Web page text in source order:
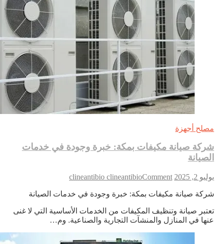
أجهزة
صيانة مكيفات بمكة: خبرة وجودة في خدمات
2, 2025
clineantibio clineantibioComment
on
صيانة
بمكة:
خبرة
في
صيانة مكيفات بمكة: خبرة وجودة في خدمات الصيانة
صيانة وتنظيف المكيفات من الخدمات الأساسية التي لا غنى
في المنازل والمنشآت التجارية والصناعية. وم…